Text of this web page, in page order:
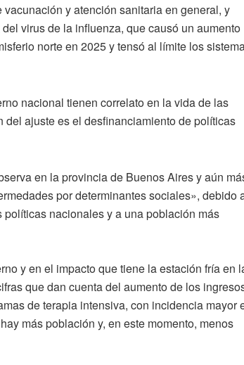
y atención sanitaria en general, y
virus de la influenza, que causó un aumento
norte en 2025 y tensó al límite los
nacional tienen correlato en la vida de las
ajuste es el desfinanciamiento de políticas
en la provincia de Buenos Aires y aún
por determinantes sociales», debido
nacionales y a una población más
y en el impacto que tiene la estación fría en
que dan cuenta del aumento de los
de terapia intensiva, con incidencia mayor
más población y, en este momento, menos